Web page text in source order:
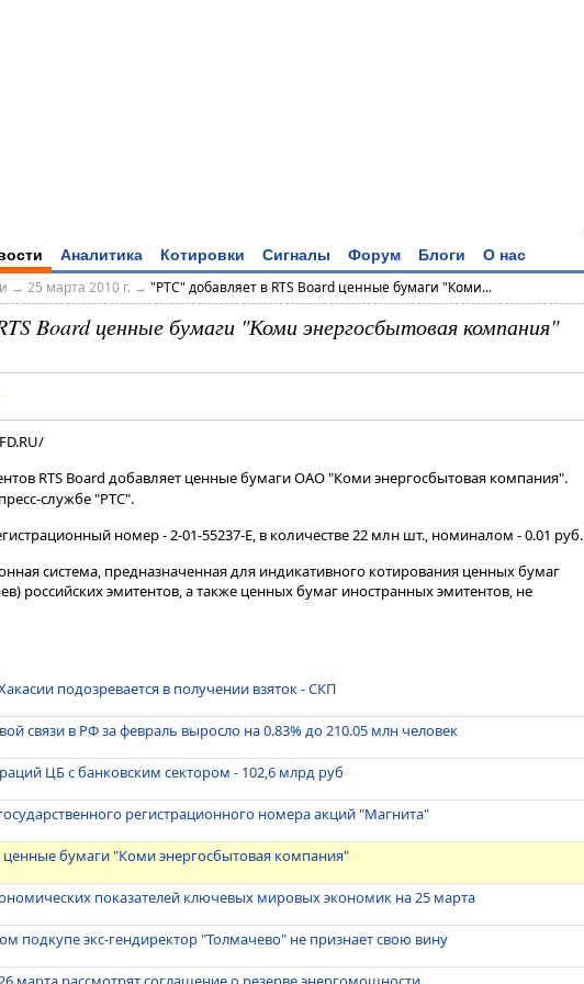
Аналитика Котировки Сигналы Форум Блоги О нас
→ 25 марта 2010 г. → "РТС" добавляет в RTS Board ценные бумаги "Коми...
Board ценные бумаги "Коми энергосбытовая компания"
RTS Board добавляет ценные бумаги ОАО "Коми энергосбытовая компания".
службе "РТС".
номер - 2-01-55237-Е, в количестве 22 млн шт., номиналом - 0.01 руб.
система, предназначенная для индикативного котирования ценных бумаг
российских эмитентов, а также ценных бумаг иностранных эмитентов, не
подозревается в получении взяток - СКП
связи в РФ за февраль выросло на 0.83% до 210.05 млн человек
ЦБ с банковским сектором - 102,6 млрд руб
регистрационного номера акций "Магнита"
ценные бумаги "Коми энергосбытовая компания"
показателей ключевых мировых экономик на 25 марта
подкупе экс-гендиректор "Толмачево" не признает свою вину